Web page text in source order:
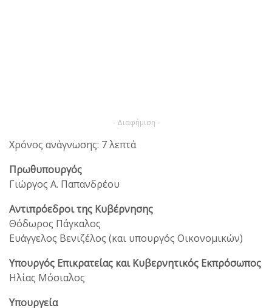
- Διαφήμιση -
Χρόνος ανάγνωσης: 7 λεπτά
Πρωθυπουργός
Γιώργος Α. Παπανδρέου
Αντιπρόεδροι της Κυβέρνησης
Θόδωρος Πάγκαλος
Ευάγγελος Βενιζέλος (και υπουργός Οικονομικών)
Υπουργός Επικρατείας και Κυβερνητικός Εκπρόσωπος
Ηλίας Μόσιαλος
Υπουργεία